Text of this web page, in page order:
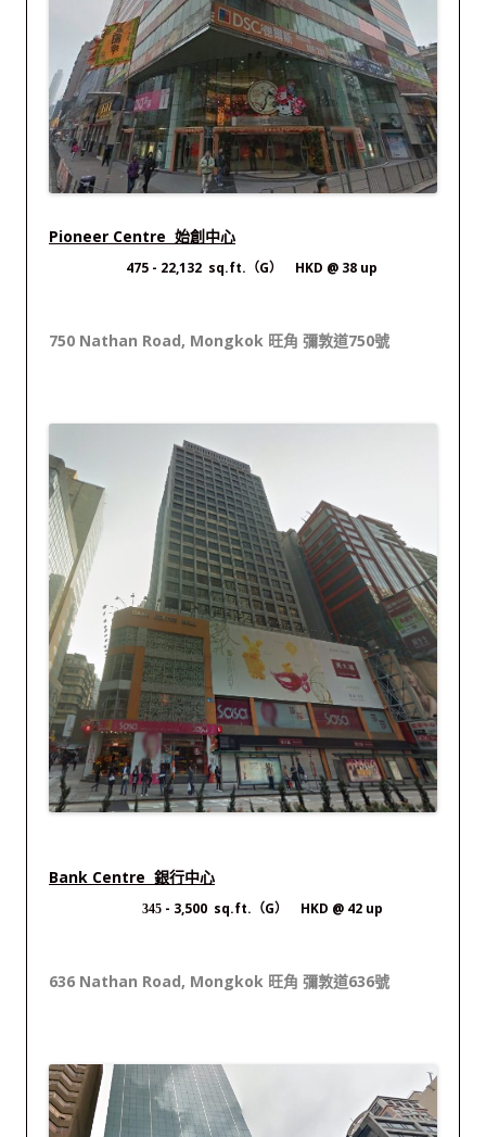
Pioneer Centre 始創中心
475 - 22,132 sq.ft.（G） HKD @ 38 up
750 Nathan Road, Mongkok 旺角 彌敦道750號
Bank Centre 銀行中心
345 - 3,500 sq.ft.（G） HKD @ 42 up
636 Nathan Road, Mongkok 旺角 彌敦道636號